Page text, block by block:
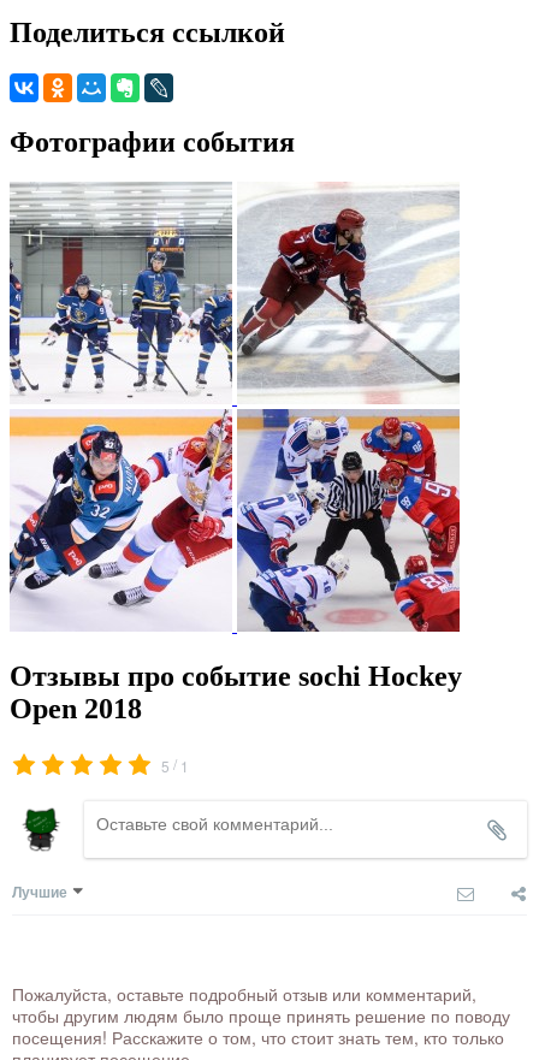
Поделиться ссылкой
Фотографии события
Отзывы про событие sochi Hockey
Open 2018
5 / 1
Лучшие
Пожалуйста, оставьте подробный отзыв или комментарий,
чтобы другим людям было проще принять решение по поводу
посещения! Расскажите о том, что стоит знать тем, кто только